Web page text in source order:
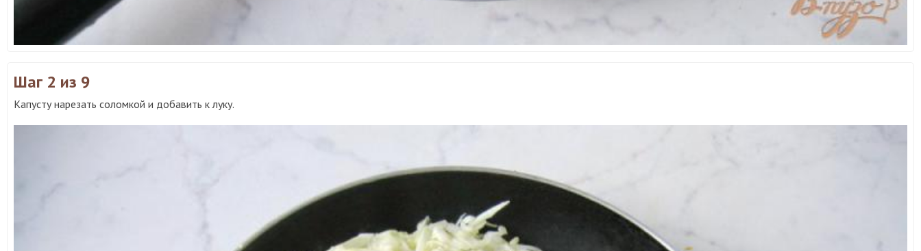
Шаг 2 из 9
Капусту нарезать соломкой и добавить к луку.